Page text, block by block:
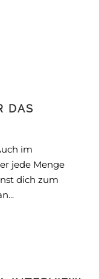
DAS
im
jede Menge
dich zum